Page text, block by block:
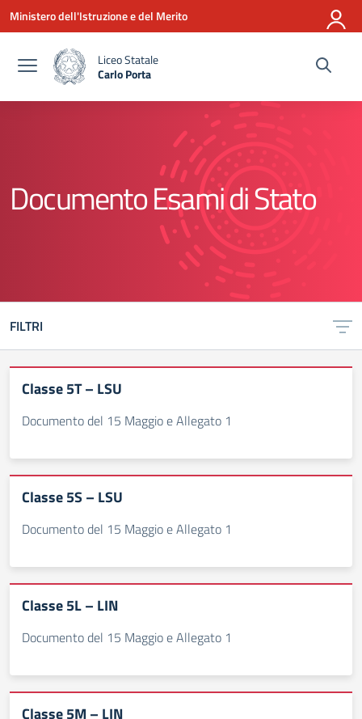
Vai ai contenuti
Vai al menu di navigazione
Vai al footer
Ministero dell'Istruzione e del Merito
Liceo Statale
Carlo Porta
Documento Esami di Stato
FILTRI
Classe 5T – LSU
Documento del 15 Maggio e Allegato 1
Classe 5S – LSU
Documento del 15 Maggio e Allegato 1
Classe 5L – LIN
Documento del 15 Maggio e Allegato 1
Classe 5M – LIN